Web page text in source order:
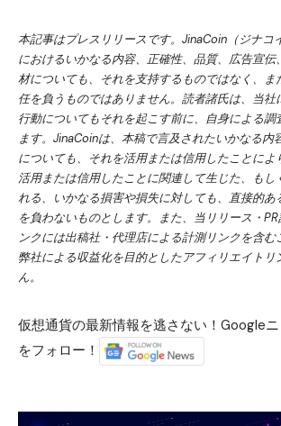
本記事はプレスリリースです。JinaCoin（ジナコ
におけるいかなる内容、正確性、品質、広告宣伝
材についても、それを支持するものではなく、ま
任を負うものではありません。読者諸氏は、当社
行動についてもそれを起こす前に、自身による調
ます。JinaCoinは、本稿で言及されたいかなる内
についても、それを活用または信用したことによ
活用または信用したことに関連して生じた、もし
れる、いかなる損害や損失に対しても、直接的あ
を負わないものとします。また、当リリース・
ンクには出稿社・代理店による計測リンクを含む
弊社による収益化を目的としたアフィリエイトリ
ん。
仮想通貨の最新情報を逃さない！Google
をフォロー！